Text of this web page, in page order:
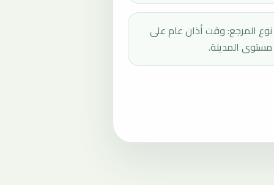
نوع المرجع: وقت أذان عام على
مستوى المدينة.